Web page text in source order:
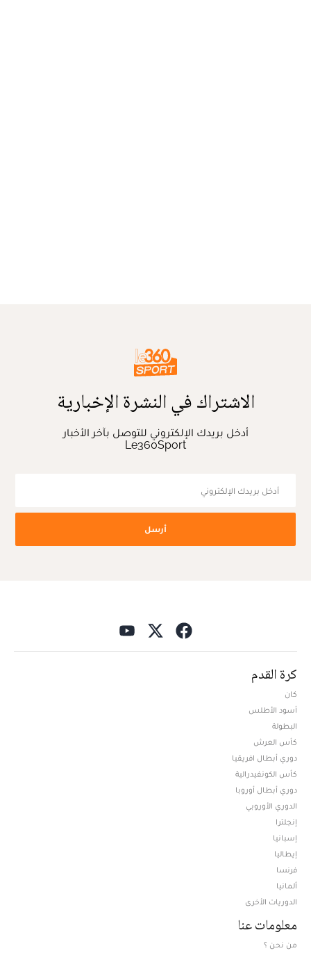
الاشتراك في النشرة الإخبارية
أدخل بريدك الإلكتروني للتوصل بآخر الأخبار
Le360Sport
أرسل
كرة القدم
كان
أسود الأطلس
البطولة
كأس العرش
دوري أبطال افريقيا
كأس الكونفيدرالية
دوري أبطال أوروبا
الدوري الأوروبي
إنجلترا
إسبانيا
إيطاليا
فرنسا
ألمانيا
الدوريات الأخرى
معلومات عنا
من نحن ؟